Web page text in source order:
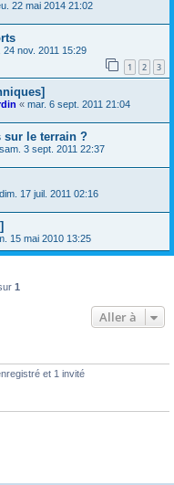
22 mai 2014 21:02
24 nov. 2011 15:29
1 2 3
« mar. 6 sept. 2011 21:04
sur le terrain ?
sam. 3 sept. 2011 22:37
dim. 17 juil. 2011 02:16
15 mai 2010 13:25
1
Aller à
et 1 invité